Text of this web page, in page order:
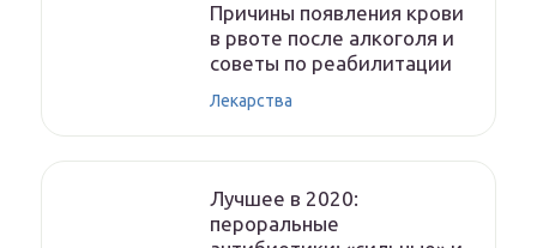
Причины появления крови
в рвоте после алкоголя и
советы по реабилитации
Лекарства
Лучшее в 2020:
пероральные